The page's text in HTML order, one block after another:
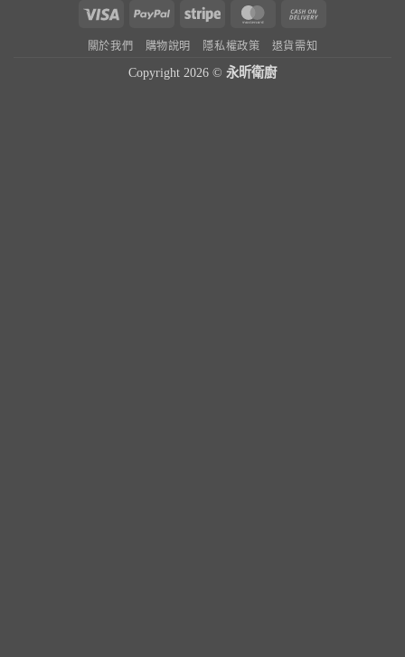
Visa PayPal Stripe MasterCard
關於我們 購物說明 隱私權政策 退貨需知
Copyright 2026 © 永昕衛廚